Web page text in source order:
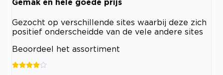
Gemak en hele goede prijs
Gezocht op verschillende sites waarbij deze zich
positief onderscheidde van de vele andere sites
Beoordeel het assortiment